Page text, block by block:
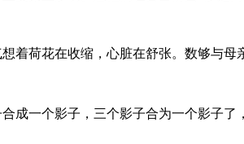
着荷花在收缩，心脏在舒张。数够与母
成一个影子，三个影子合为一个影子了